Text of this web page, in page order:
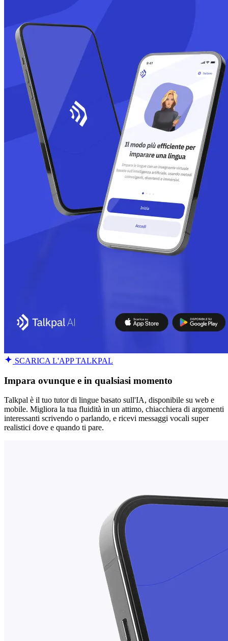
SCARICA L'APP TALKPAL
Impara ovunque e in qualsiasi momento
Talkpal è il tuo tutor di lingue basato sull'IA, disponibile su web e
mobile. Migliora la tua fluidità in un attimo, chiacchiera di argomenti
interessanti scrivendo o parlando, e ricevi messaggi vocali super
realistici dove e quando ti pare.